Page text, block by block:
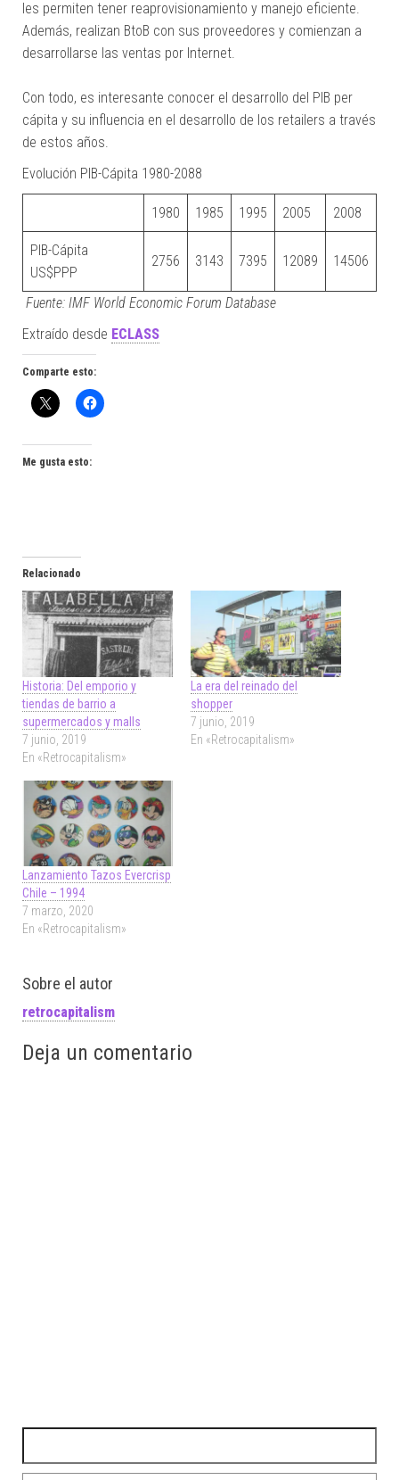
les permiten tener reaprovisionamiento y manejo eficiente.
Además, realizan BtoB con sus proveedores y comienzan a
desarrollarse las ventas por Internet.
Con todo, es interesante conocer el desarrollo del PIB per
cápita y su influencia en el desarrollo de los retailers a través
de estos años.
Evolución PIB-Cápita 1980-2088
1980 1985 1995 2005 2008
PIB-Cápita
US$PPP
2756 3143 7395 12089 14506
Fuente: IMF World Economic Forum Database
Extraído desde ECLASS
Comparte esto:
Me gusta esto:
Relacionado
Historia: Del emporio y
tiendas de barrio a
supermercados y malls
7 junio, 2019
En «Retrocapitalism»
La era del reinado del
shopper
7 junio, 2019
En «Retrocapitalism»
Lanzamiento Tazos Evercrisp
Chile – 1994
7 marzo, 2020
En «Retrocapitalism»
Sobre el autor
retrocapitalism
Deja un comentario